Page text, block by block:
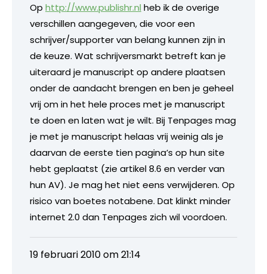
Op http://www.publishr.nl heb ik de overige
verschillen aangegeven, die voor een
schrijver/supporter van belang kunnen zijn in
de keuze. Wat schrijversmarkt betreft kan je
uiteraard je manuscript op andere plaatsen
onder de aandacht brengen en ben je geheel
vrij om in het hele proces met je manuscript
te doen en laten wat je wilt. Bij Tenpages mag
je met je manuscript helaas vrij weinig als je
daarvan de eerste tien pagina’s op hun site
hebt geplaatst (zie artikel 8.6 en verder van
hun AV). Je mag het niet eens verwijderen. Op
risico van boetes notabene. Dat klinkt minder
internet 2.0 dan Tenpages zich wil voordoen.
19 februari 2010 om 21:14